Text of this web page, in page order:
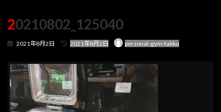
20210802_125040
2021年8月2日
最
新
日
時
:
2021年8月2日 personal-gym-takku